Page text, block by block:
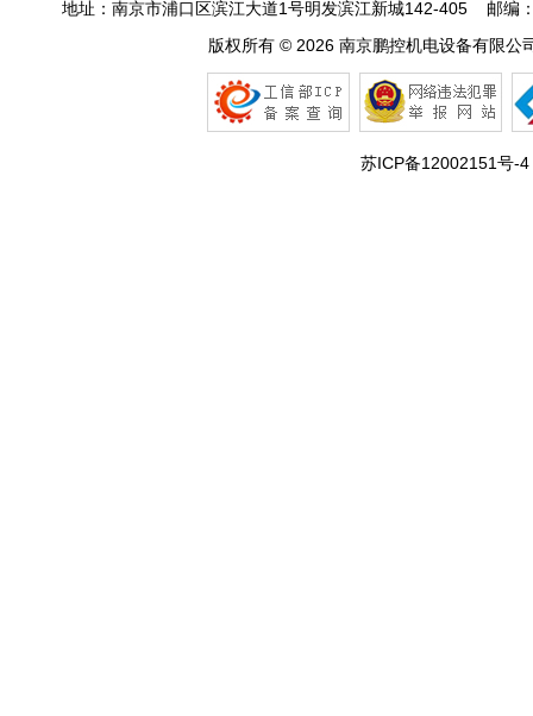
地址：南京市浦口区滨江大道1号明发滨江新城142-405 邮
版权所有 © 2026 南京鹏控机电设备有限公
苏ICP备12002151号-4